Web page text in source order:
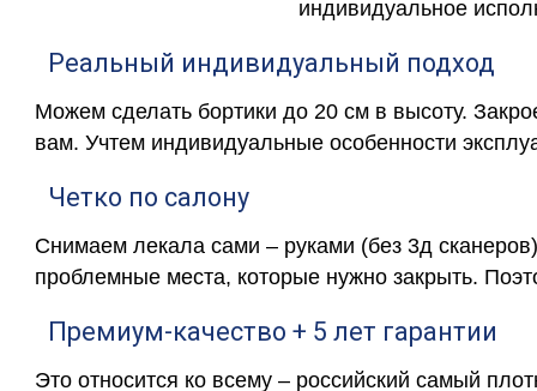
индивидуальное
Реальный индивидуальный подход
Можем сделать бортики до 20 см в высоту.
вам. Учтем индивидуальные особенности
Четко по салону
Снимаем лекала сами – руками (без 3д
проблемные места, которые нужно закрыть.
Премиум-качество + 5 лет гарантии
Это относится ко всему – российский самый